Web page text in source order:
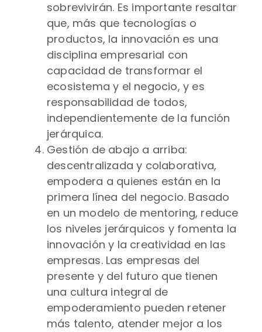
sobrevivirán. Es importante resaltar
que, más que tecnologías o
productos, la innovación es una
disciplina empresarial con
capacidad de transformar el
ecosistema y el negocio, y es
responsabilidad de todos,
independientemente de la función
jerárquica.
Gestión de abajo a arriba:
descentralizada y colaborativa,
empodera a quienes están en la
primera línea del negocio. Basado
en un modelo de mentoring, reduce
los niveles jerárquicos y fomenta la
innovación y la creatividad en las
empresas. Las empresas del
presente y del futuro que tienen
una cultura integral de
empoderamiento pueden retener
más talento, atender mejor a los